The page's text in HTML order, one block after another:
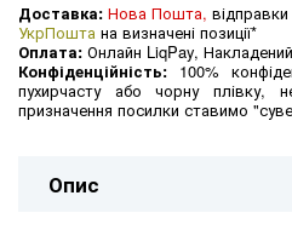
Доставка: Нова Пошта,
УкрПошта на визначені позиції*
Оплата: Онлайн LiqPay,
Конфіденційність: 100%
пухирчасту або чорну плівку,
призначення посилки ставимо
Опис